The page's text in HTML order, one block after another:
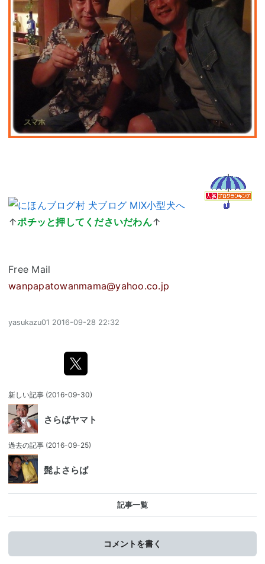
↑ポチッと押してくださいだわん↑
Free Mail
wanpapatowanmama@yahoo.co.jp
yasukazu01 2016-09-28 22:32
新しい記事 (2016-09-30)
さらばヤマト
過去の記事 (2016-09-25)
髭よさらば
記事一覧
コメントを書く